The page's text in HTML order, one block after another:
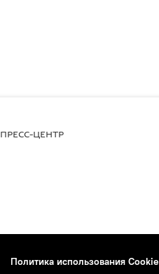
ПРЕСС-ЦЕНТР
Политика использования Cookie